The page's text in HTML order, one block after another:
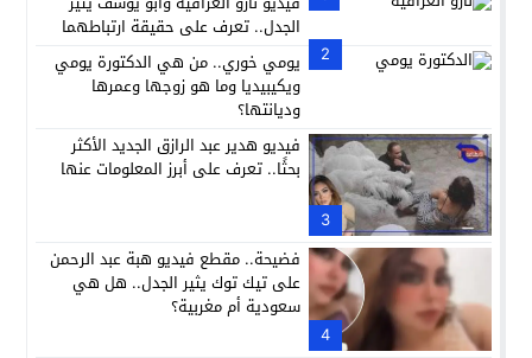
الجدل.. تعرف على حقيقة ارتباطهما
2
يومي خوري.. من هي الدكتورة يومي
ويكيبيديا وما هو زوجها وعمرها
وديانتها؟
3
فيديو هدير عبد الرازق الجديد الأكثر
بحثًا.. تعرف على أبرز المعلومات عنها
4
فضيحة.. مقطع فيديو هبة عبد الرحمن
على تيك توك يثير الجدل.. هل هي
سعودية أم مغربية؟